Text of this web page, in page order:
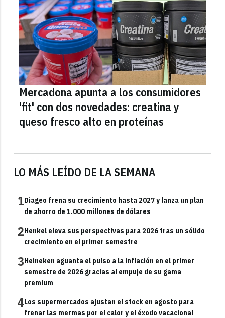
LO MÁS LEÍDO DE LA SEMANA
1Diageo frena su crecimiento hasta 2027 y lanza un plan
de ahorro de 1.000 millones de dólares
2Henkel eleva sus perspectivas para 2026 tras un sólido
crecimiento en el primer semestre
3Heineken aguanta el pulso a la inflación en el primer
semestre de 2026 gracias al empuje de su gama
premium
4Los supermercados ajustan el stock en agosto para
frenar las mermas por el calor y el éxodo vacacional
Mercadona apunta a los consumidores
'fit' con dos novedades: creatina y
queso fresco alto en proteínas